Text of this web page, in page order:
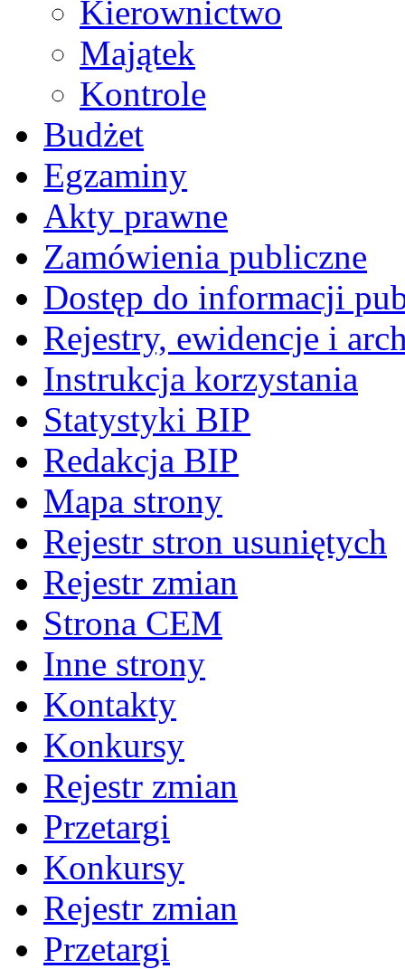
Kierownictwo
Majątek
Kontrole
Budżet
Egzaminy
Akty prawne
Zamówienia publiczne
Dostęp do informacji
Rejestry, ewidencje i
Instrukcja korzystania
Statystyki BIP
Redakcja BIP
Mapa strony
Rejestr stron usuniętych
Rejestr zmian
Strona CEM
Inne strony
Kontakty
Konkursy
Rejestr zmian
Przetargi
Konkursy
Rejestr zmian
Przetargi